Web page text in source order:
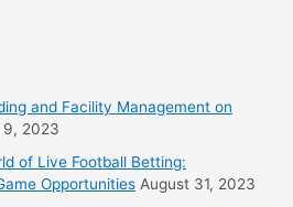
and Facility Management on
9, 2023
of Live Football Betting:
Opportunities August 31, 2023